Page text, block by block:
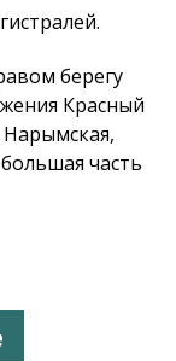
берегу
Красный
часть